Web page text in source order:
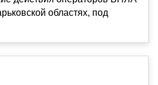
областях, под